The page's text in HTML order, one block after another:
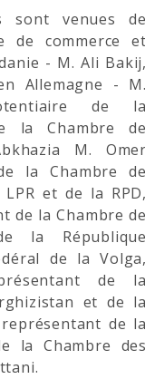
sont venues
de commerce
- M. Ali
Allemagne -
de
la Chambre
M.
la Chambre
et de la
de la Chambre
la
de la
de
et de
de
la Chambre